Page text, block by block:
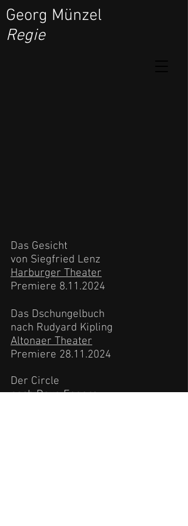
Georg Münzel
Regie
Das Gesicht
von Siegfried Lenz
Harburger Theater
Premiere 8.11.2024
Das Dschungelbuch
nach Rudyard Kipling
Altonaer Theater
Premiere 28.11.2024
Der Circle
nach Dave Eggers